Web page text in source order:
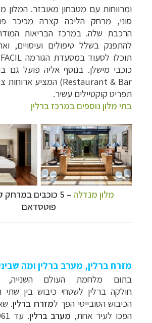
ומרווחות עם מטבחון מאובזר. המלון
סוני, מרחק הליכה קצרה מכיכר
הרכבת שלה. במרכז הבריאות
להתפנק בשלל טיפולים ועיסויים,
תוכלו לסעוד במסעדת הגורמה FACIL
כוכבי מישלן. בנוסף אליה פועל
Restaurant & Bar) המציע ארוחות
תפריט קוקטיילים עשיר.
בתי מלון נוספים במרכז ברלין
מלון מנדלה –
5 כוכבים
פוטסדאם
מזרח ברלין, מערב ברלין ומה
בתום מלחמת העולם
חולקה ברלין לשטחי כיבוש בין
הכיבוש הסובייטי הפך למזרח ברלין.
הפכו לעיר אחת, מערב ברלין
תכנוןטיולים למדינות אירופה
תכנוןטיולים לצפון אמריקה
קרוזים והפלגות נופשלחצו